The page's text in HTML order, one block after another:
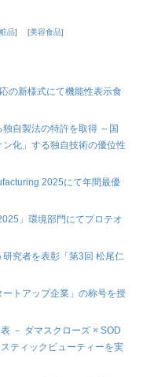
品 美容食品
の新様式にて機能性表示食
自製法の特許を取得 ～国
化」する独自技術の優位性
2025にて年間最優
」環境部門にてプロテオ
究者を表彰「第3回 松尾仁
トアップ企業」の称号を授
－ ダマスクローズ × SOD
ティックビューティーを実